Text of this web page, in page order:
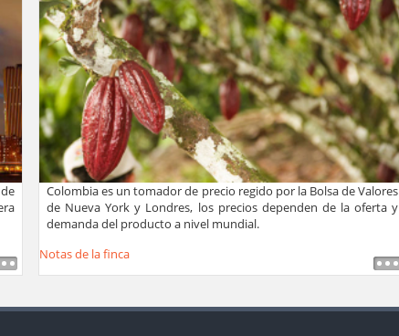
Colombia es un tomador de precio regido por la Bolsa de Valores
de Nueva York y Londres, los precios dependen de la oferta y
demanda del producto a nivel mundial.
Notas de la finca